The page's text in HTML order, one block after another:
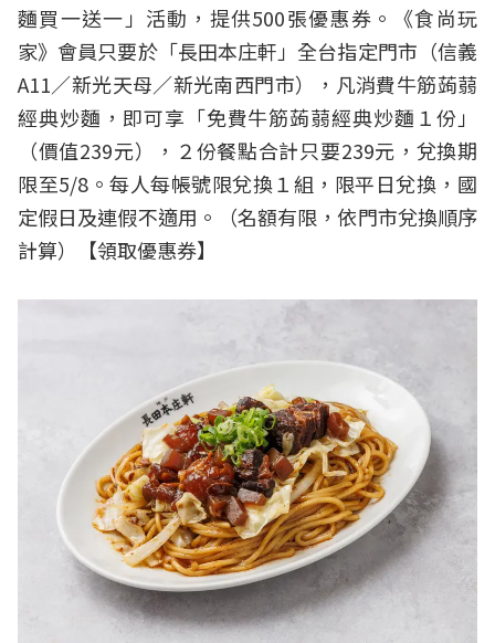
麵買一送一」活動，提供500張優惠券。《食尚玩
家》會員只要於「長田本庄軒」全台指定門市（信義
A11／新光天母／新光南西門市），凡消費牛筋蒟蒻
經典炒麵，即可享「免費牛筋蒟蒻經典炒麵１份」
（價值239元），２份餐點合計只要239元，兌換期
限至5/8。每人每帳號限兌換１組，限平日兌換，國
定假日及連假不適用。（名額有限，依門市兌換順序
計算）【領取優惠券】